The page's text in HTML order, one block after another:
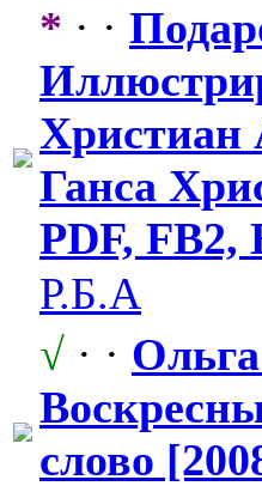
* · ·
Христиан
Ганса
PDF, FB2,
Р.Б.А
√ · ·
слово